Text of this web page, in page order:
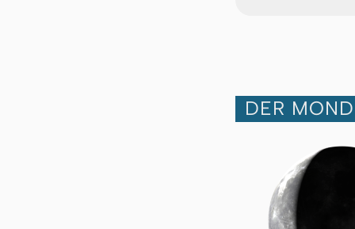
DER